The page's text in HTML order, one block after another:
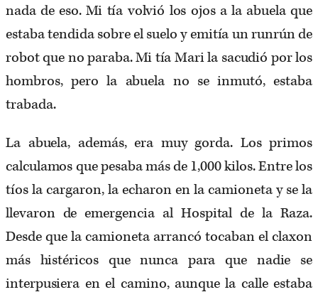
nada de eso. Mi tía volvió los ojos a la abuela que
estaba tendida sobre el suelo y emitía un runrún de
robot que no paraba. Mi tía Mari la sacudió por los
hombros, pero la abuela no se inmutó, estaba
trabada.
La abuela, además, era muy gorda. Los primos
calculamos que pesaba más de 1,000 kilos. Entre los
tíos la cargaron, la echaron en la camioneta y se la
llevaron de emergencia al Hospital de la Raza.
Desde que la camioneta arrancó tocaban el claxon
más histéricos que nunca para que nadie se
interpusiera en el camino, aunque la calle estaba